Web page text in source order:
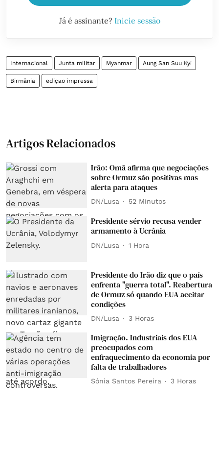
Já é assinante? Inicie sessão
Internacional Junta militar Myanmar Aung San Suu Kyi
Birmânia ediçao impressa
Artigos Relacionados
Irão: Omã afirma que negociações
sobre Ormuz são positivas mas
alerta para ataques
DN/Lusa 52 Minutos
Presidente sérvio recusa vender
armamento à Ucrânia
DN/Lusa 1 Hora
Presidente do Irão diz que o país
enfrenta "guerra total". Reabertura
de Ormuz só quando EUA aceitar
condições
DN/Lusa 3 Horas
Imigração. Industriais dos EUA
preocupados com
enfraquecimento da economia por
falta de trabalhadores
Sónia Santos Pereira 3 Horas